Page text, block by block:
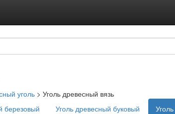
уголь > Уголь древесный вязь
березовый Уголь древесный буковый